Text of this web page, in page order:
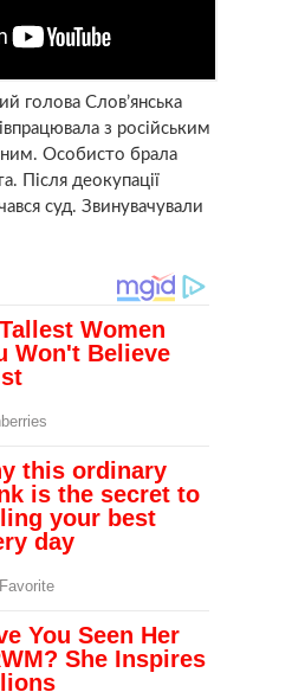
голова Слов’янська
з російським
Особисто брала
Після деокупації
суд. Звинувачували